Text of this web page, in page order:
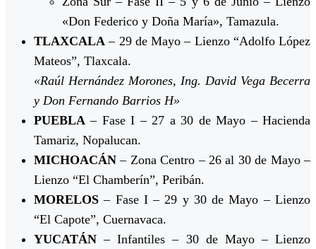
«Don Federico y Doña María», Tamazula.
TLAXCALA – 29 de Mayo – Lienzo “Adolfo López
Mateos”, Tlaxcala.
«Raúl Hernández Morones, Ing. David Vega Becerra
y Don Fernando Barrios H»
PUEBLA – Fase I – 27 a 30 de Mayo – Hacienda
Tamariz, Nopalucan.
MICHOACÁN – Zona Centro – 26 al 30 de Mayo –
Lienzo “El Chamberín”, Peribán.
MORELOS– Fase I – 29 y 30 de Mayo – Lienzo
“El Capote”, Cuernavaca.
YUCATÁN – Infantiles – 30 de Mayo – Lienzo